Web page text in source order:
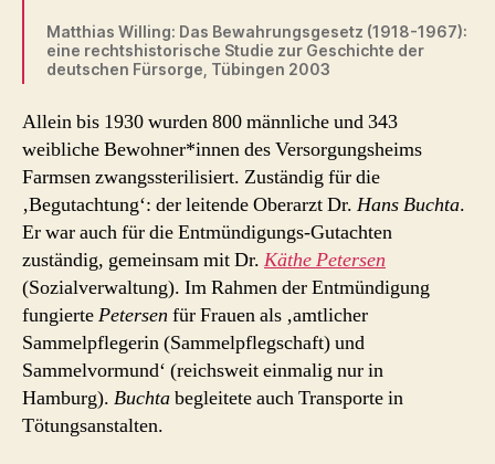
Matthias Willing: Das Bewahrungsgesetz (1918-1967):
eine rechtshistorische Studie zur Geschichte der
deutschen Fürsorge, Tübingen 2003
Allein bis 1930 wurden 800 männliche und 343
weibliche Bewohner*innen des Versorgungsheims
Farmsen zwangssterilisiert. Zuständig für die
‚Begutachtung‘: der leitende Oberarzt Dr. Hans Buchta.
Er war auch für die Entmündigungs-Gutachten
zuständig, gemeinsam mit Dr. Käthe Petersen
(Sozialverwaltung). Im Rahmen der Entmündigung
fungiertePetersen für Frauen als ‚amtlicher
Sammelpflegerin (Sammelpflegschaft) und
Sammelvormund‘ (reichsweit einmalig nur in
Hamburg). Buchtabegleitete auch Transporte in
Tötungsanstalten.